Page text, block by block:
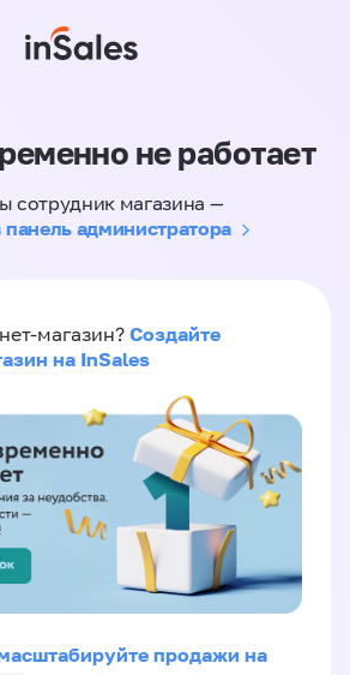
не работает
сотрудник магазина —
панель администратора
магазин? Создайте
на InSales
продажи на